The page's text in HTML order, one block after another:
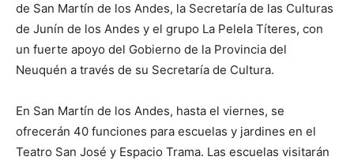
de San Martín de los Andes, la Secretaría de las Culturas
de Junín de los Andes y el grupo La Pelela Títeres, con
un fuerte apoyo del Gobierno de la Provincia del
Neuquén a través de su Secretaría de Cultura.
En San Martín de los Andes, hasta el viernes, se
ofrecerán 40 funciones para escuelas y jardines en el
Teatro San José y Espacio Trama. Las escuelas visitarán